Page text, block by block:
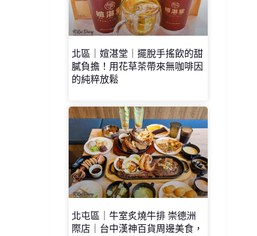
北區｜媗湛堂｜擺脫手搖飲的甜
膩負擔！用花草茶帶來無咖啡因
的純粹放鬆
北屯區｜牛室炙燒牛排 崇德洲
際店｜台中漢神百貨周邊美食，